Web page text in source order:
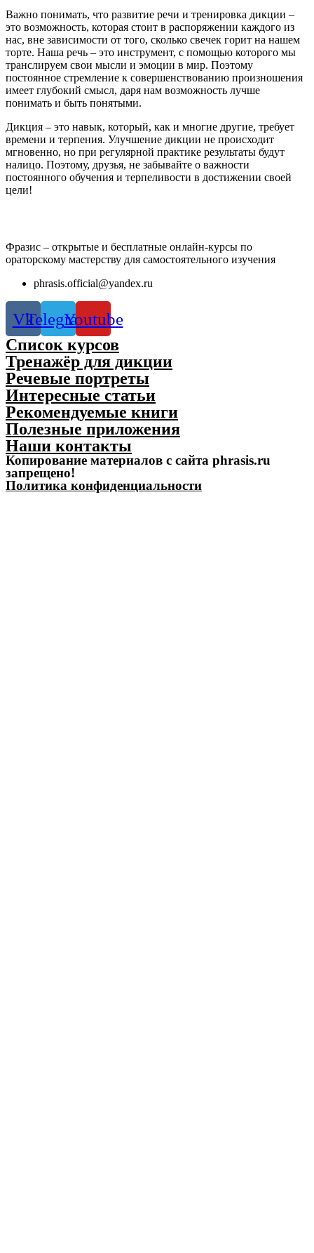
Важно понимать, что развитие речи и тренировка дикции –
это возможность, которая стоит в распоряжении каждого из
нас, вне зависимости от того, сколько свечек горит на нашем
торте. Наша речь – это инструмент, с помощью которого мы
транслируем свои мысли и эмоции в мир. Поэтому
постоянное стремление к совершенствованию произношения
имеет глубокий смысл, даря нам возможность лучше
понимать и быть понятыми.
Дикция – это навык, который, как и многие другие, требует
времени и терпения. Улучшение дикции не происходит
мгновенно, но при регулярной практике результаты будут
налицо. Поэтому, друзья, не забывайте о важности
постоянного обучения и терпеливости в достижении своей
цели!
Фразис – открытые и бесплатные онлайн-курсы по
ораторскому мастерству для самостоятельного изучения
phrasis.official@yandex.ru
VkTelegramYoutube
Список курсов
Тренажёр для дикции
Речевые портреты
Интересные статьи
Рекомендуемые книги
Полезные приложения
Наши контакты
Копирование материалов с сайта phrasis.ru
запрещено!
Политика конфиденциальности